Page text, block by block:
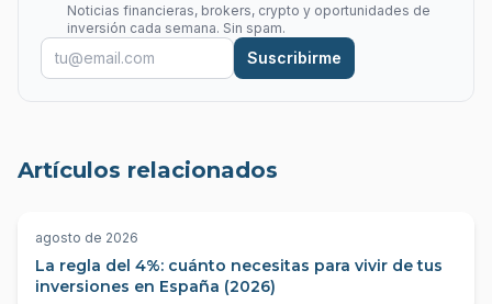
Noticias financieras, brokers, crypto y oportunidades de
inversión cada semana. Sin spam.
Suscribirme
Artículos relacionados
agosto de 2026
La regla del 4%: cuánto necesitas para vivir de tus
inversiones en España (2026)